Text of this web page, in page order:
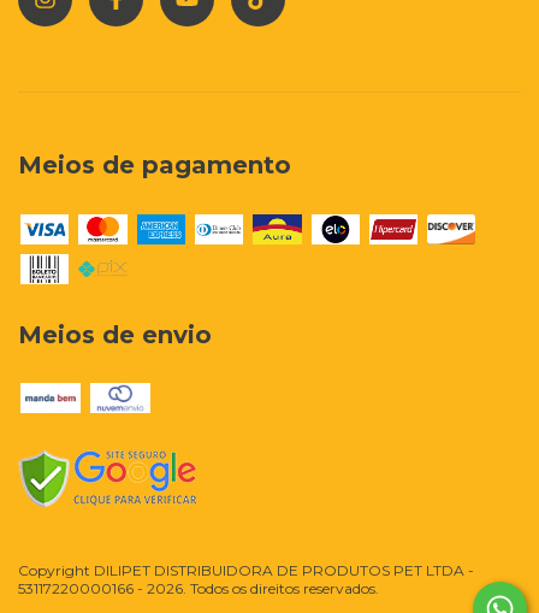
Meios de pagamento
Meios de envio
Copyright DILIPET DISTRIBUIDORA DE PRODUTOS PET LTDA -
53117220000166 - 2026. Todos os direitos reservados.